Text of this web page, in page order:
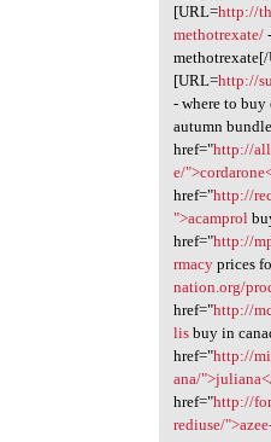
[URL=http://
methotrexate/-
[URL=http://
- where to
autumn
href="http://
e/
href="http://
">acamprol
href="http://
rmacyprices
nation.org/
href="http://
lisbuy in
href="http://
ana/
href="http://
rediuse/